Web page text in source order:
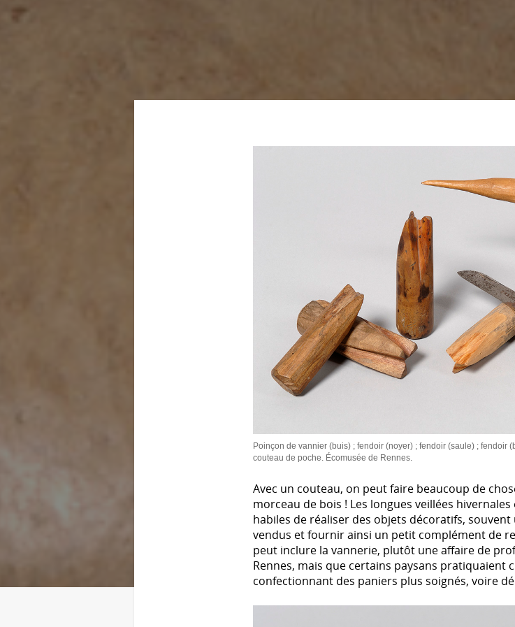
Poinçon de vannier (buis) ; fendoir (noyer) ; fendoir (saule) ; fendoir
couteau de poche. Écomusée de Rennes.
Avec un couteau, on peut faire beaucoup de
morceau de bois ! Les longues veillées
habiles de réaliser des objets décoratifs,
vendus et fournir ainsi un petit complément de
peut inclure la vannerie, plutôt une affaire de
Rennes, mais que certains paysans pratiquaient
confectionnant des paniers plus soignés, voire